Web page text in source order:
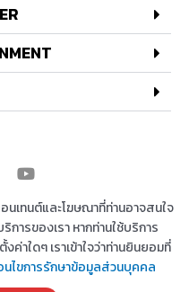
นเทนต์และโฆษณาที่ท่านอาจสนใจ
ารของเรา หากท่านใช้บริการ
ค่าใดๆ เราเข้าใจว่าท่านยินยอมที่
นไขการรักษาข้อมูลส่วนบุคคล
reserved
องศา เอ็นเตอร์เทนเม้น
WordPress Theme